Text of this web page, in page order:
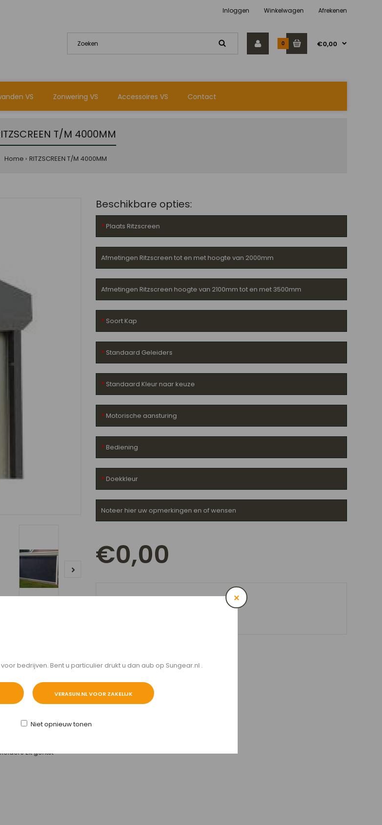
bedrijven. Bent u particulier drukt u dan aub op Sungear.nl .
VERASUN.NL VOOR ZAKELIJK
Niet opnieuw tonen
×
Inloggen Winkelwagen Afrekenen
0 €0,00
VS Zonwering VS Accessoires VS Contact
T/M 4000MM
Home RITZSCREEN T/M 4000MM
en betrouwbaar.
De
zit geritst
Beschikbare opties:
Plaats Ritzscreen
Afmetingen Ritzscreen tot en met hoogte van 2000mm
Afmetingen Ritzscreen hoogte van 2100mm tot en met 3500mm
Soort Kap
Standaard Geleiders
Standaard Kleur naar keuze
Motorische aansturing
Bediening
Doekkleur
Noteer hier uw opmerkingen en of wensen
€0,00